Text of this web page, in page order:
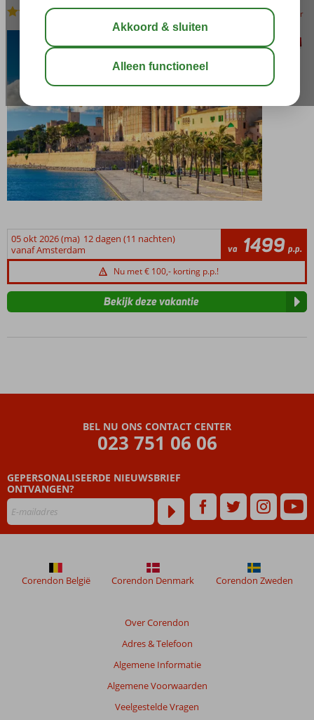
Volpension bewaar
05 okt 2026 (ma) 12 dagen (11 nachten)
vanaf Amsterdam
va 1499 p.p.
Nu met € 100,- korting p.p.!
Bekijk deze vakantie
BEL NU ONS CONTACT CENTER
023 751 06 06
GEPERSONALISEERDE NIEUWSBRIEF
ONTVANGEN?
Over Corendon
Adres & Telefoon
Algemene Informatie
Algemene Voorwaarden
Veelgestelde Vragen
Corendon België Corendon Denmark Corendon Zweden